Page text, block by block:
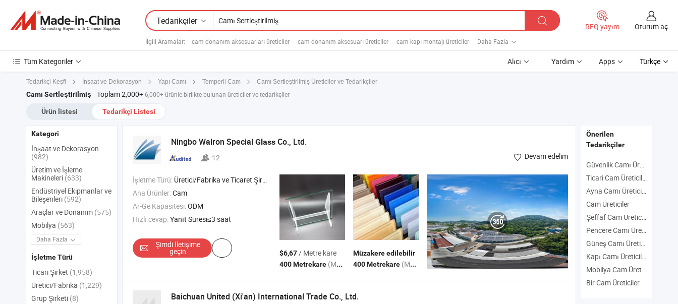
Tedarikçiler
İlgili Aramalar: cam donanım aksesuarları üreticiler cam donanım aksesuarı üreticiler cam kapı montajı üreticiler Daha Fazla
RFQ yayım Oturum aç
Tüm Kategoriler Alıcı Yardım Apps Türkçe
Tedarikçi Keşfi İnşaat ve Dekorasyon Yapı Camı Temperli Cam Camı Sertleştirilmiş Üreticiler ve Tedarikçiler
Camı Sertleştirilmiş Toplam 2,000+ 6,000+ ürünle birlikte bulunan üreticiler ve tedarikçiler
Ürün listesi Tedarikçi Listesi
Ningbo Walron Special Glass Co., Ltd.
12 Devam edelim
İşletme Türü: Üretici/Fabrika ve Ticaret Şirketi
Ana Ürünler:Cam
Ar-Ge Kapasitesi:ODM
Hızlı cevap:Yanıt Süresi≤3 saat
Şimdi İletişime
geçin $6,67/ Metre kare
400 Metrekare (MOQ)
Müzakere edilebilir
400 Metrekare (MOQ)
Baichuan United (Xi'an) International Trade Co., Ltd.
Kategori
İnşaat ve Dekorasyon
(982)
Üretim ve İşleme
Makineleri (633)
Endüstriyel Ekipmanlar ve
Bileşenleri (592)
Araçlar ve Donanım (575)
Mobilya (563)
Daha Fazla
İşletme Türü
Ticari Şirket (1,958)
Üretici/Fabrika (1,229)
Grup Şirketi (8)
Önerilen
Tedarikçiler
Güvenlik Camı Üreticiler
Ticari Cam Üreticiler
Ayna Camı Üreticiler
Cam Üreticiler
Şeffaf Cam Üreticiler
Pencere Camı Üreticiler
Güneş Camı Üreticiler
Kapı Camı Üreticiler
Mobilya Cam Üreticiler
Bir Cam Üreticiler